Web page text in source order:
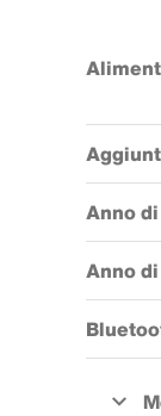
Anno
Anno